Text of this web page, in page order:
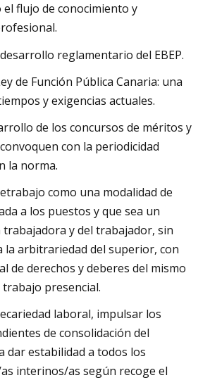
flujo de conocimiento y
reglamentario del EBEP.
de Función Pública Canaria: una
y exigencias actuales.
de los concursos de méritos y
con la periodicidad
la norma.
como una modalidad de
a los puestos y que sea un
trabajadora y del trabajador, sin
la arbitrariedad del superior, con
de derechos y deberes del mismo
presencial.
laboral, impulsar los
de consolidación del
dar estabilidad a todos los
interinos/as según recoge el